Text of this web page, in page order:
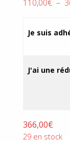
110,00€ –
Je suis
J'ai une
366,00€
29 en stock